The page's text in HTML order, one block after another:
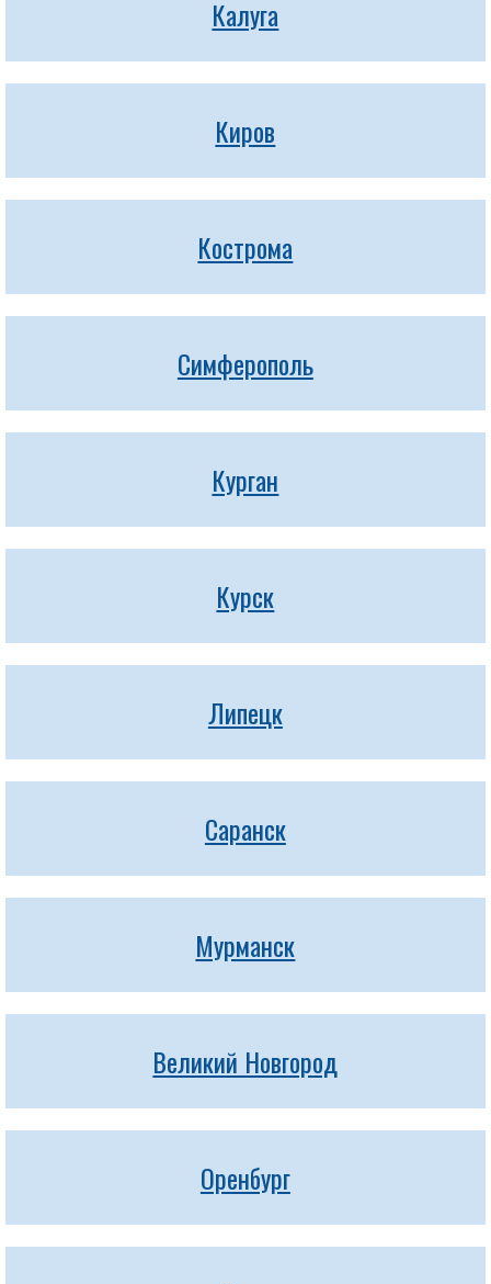
Калуга
Киров
Кострома
Симферополь
Курган
Курск
Липецк
Саранск
Мурманск
Великий Новгород
Оренбург